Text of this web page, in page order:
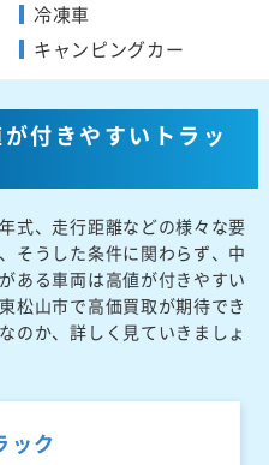
冷凍車
キャンピングカー
付きやすいトラッ
式、走行距離などの様々な要
そうした条件に関わらず、中
ある車両は高値が付きやすい
松山市で高価買取が期待でき
のか、詳しく見ていきましょ
ック